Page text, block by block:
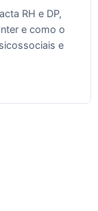
RH e DP,
e como o
e